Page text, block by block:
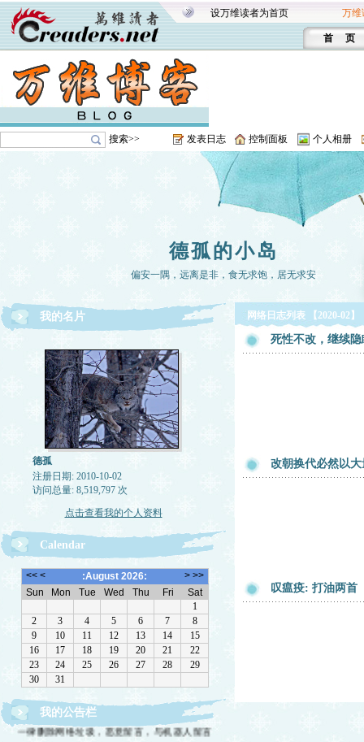
设万维读者为首页 万维
首 页
搜索>> 发表日志 控制面板 个人相册
德孤的小岛
偏安一隅，远离是非，食无求饱，居无求安
我的名片
德孤
注册日期: 2010-10-02
访问总量: 8,519,797 次
点击查看我的个人资料
Calendar
我的公告栏
一律删除网络垃圾，恶意留言，与机器人留言
网络日志列表 【2020-02】
死性不改，继续隐
改朝换代必然以
叹瘟疫: 打油两首